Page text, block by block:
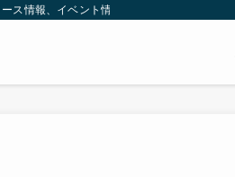
情報、イベント情報、グッズなど）や魅